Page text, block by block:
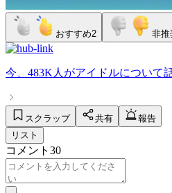
おすすめ2 非推
今、 483K人 がアイドルについて
スクラップ 共有
報告
リスト
コメント 30